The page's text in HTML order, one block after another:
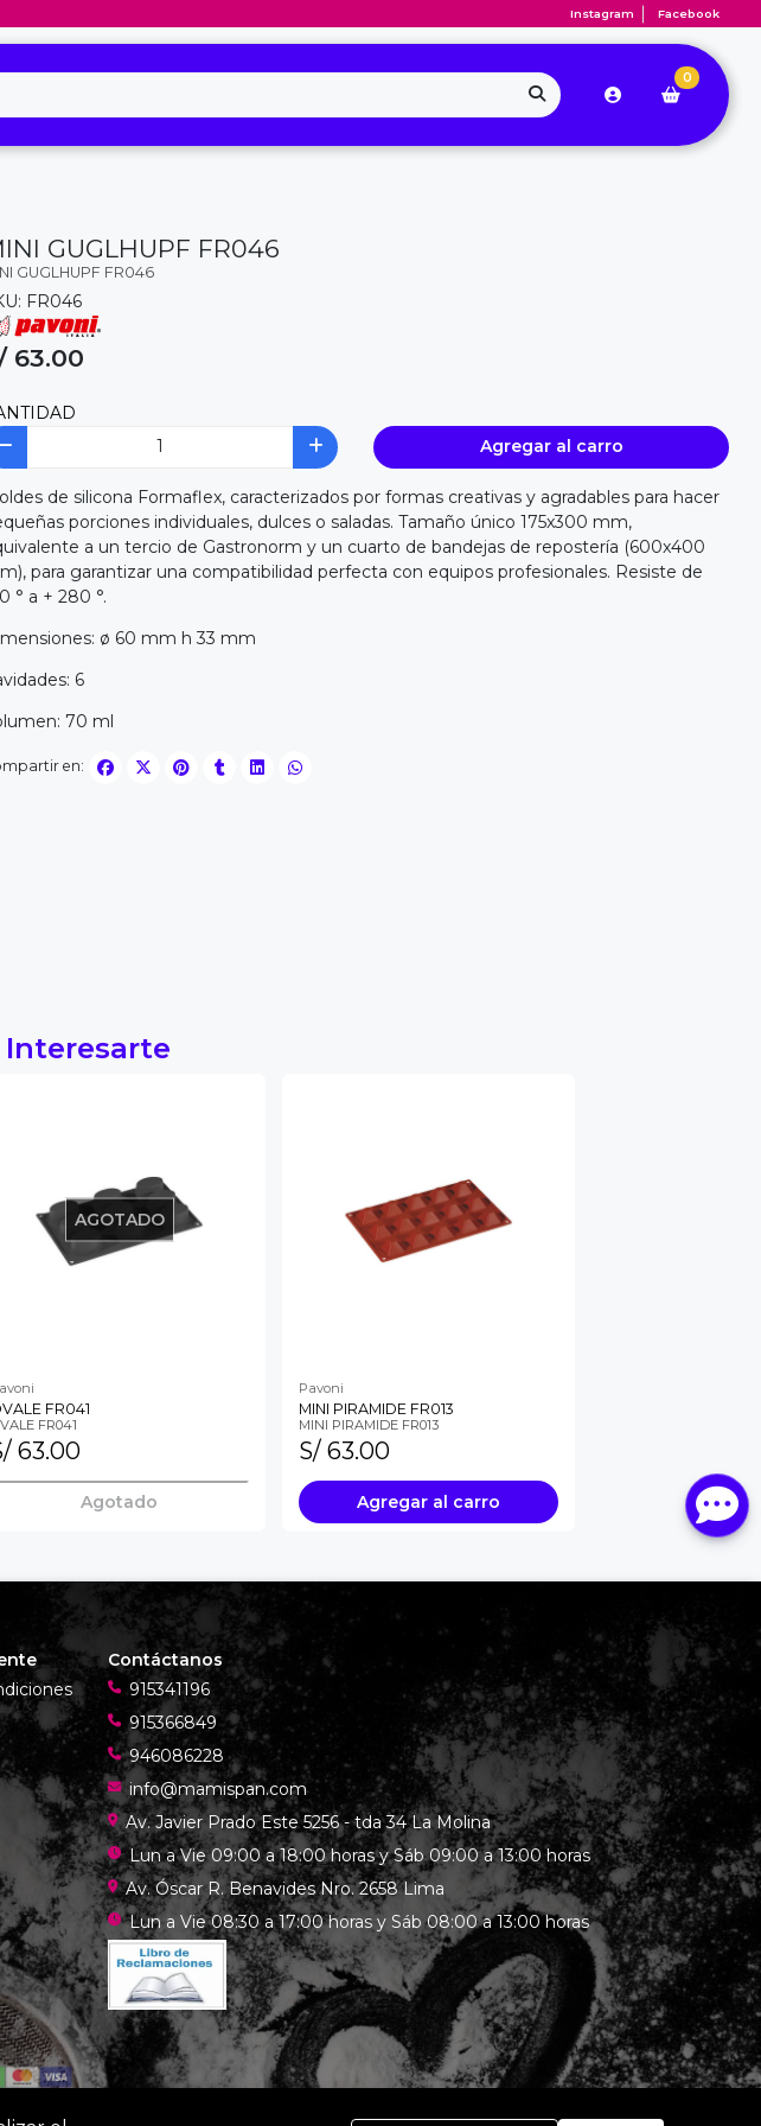
Instagram Facebook
0
GUGLHUPF FR046
GUGLHUPF FR046
FR046
63.00
Agregar al carro
de silicona Formaflex, caracterizados por formas creativas y agradables para hacer
porciones individuales, dulces o saladas. Tamaño único 175x300 mm,
a un tercio de Gastronorm y un cuarto de bandejas de repostería (600x400
para garantizar una compatibilidad perfecta con equipos profesionales. Resiste de
° a + 280 °.
ø 60 mm h 33 mm
6
70 ml
en:
AGOTADO
FR041
FR041
63.00
Agotado
Pavoni
MINI PIRAMIDE FR013
MINI PIRAMIDE FR013
S/ 63.00
Agregar al carro
Contáctanos
915341196
915366849
946086228
info@mamispan.com
Av. Javier Prado Este 5256 - tda 34 La Molina
Lun a Vie 09:00 a 18:00 horas y Sáb 09:00 a 13:00 horas
Av. Óscar R. Benavides Nro. 2658 Lima
Lun a Vie 08:30 a 17:00 horas y Sáb 08:00 a 13:00 horas